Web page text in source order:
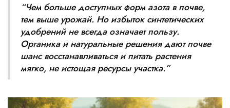
“Чем больше доступных форм азота в почве,
тем выше урожай. Но избыток синтетических
удобрений не всегда означает пользу.
Органика и натуральные решения дают почве
шанс восстанавливаться и питать растения
мягко, не истощая ресурсы участка.”